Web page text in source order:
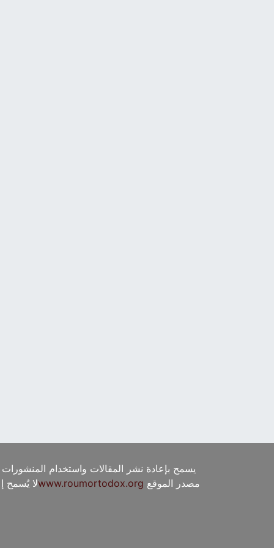
يسمح بإعادة نشر المقالات واستخدام
مصدر الموقع www.roumortodox.orgلا يُسمح